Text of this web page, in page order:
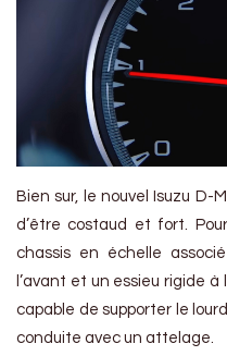
Bien sur, le nouvel Isuzu D-
d’être costaud et fort.
chassis en échelle
l’avant et un essieu rigide à
capable de supporter le
conduite avec un attelage.